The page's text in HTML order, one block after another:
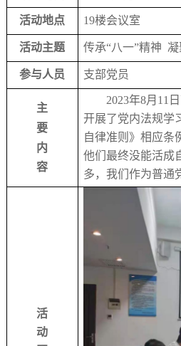
活动地点 19楼会议室
活动主题 传承“八一”精神
参与人员 支部党员
主
要
内
容
2023年8月11
开展了党内法规学
自律准则》相应条
他们最终没能活成
多，我们作为普通
活
动